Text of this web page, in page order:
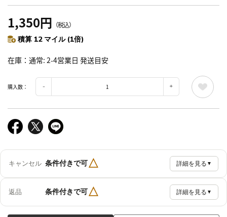
1,350円 （税込）
積算 12 マイル (1倍)
在庫 通常: 2-4営業日 発送目安
購入数：
キャンセル 条件付きで可△ 詳細を見る ▼
返品 条件付きで可△ 詳細を見る ▼